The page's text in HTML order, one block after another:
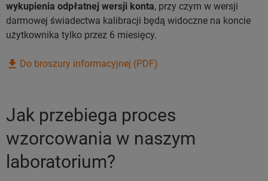
wykupienia odpłatnej wersji konta, przy czym w wersji
darmowej świadectwa kalibracji będą widoczne na koncie
użytkownika tylko przez 6 miesięcy.
Do broszury informacyjnej (PDF)
Jak przebiega proces
wzorcowania w naszym
laboratorium?